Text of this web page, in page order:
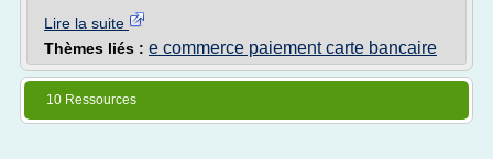
Lire la suite
Thèmes liés : e commerce paiement carte bancaire
10 Ressources